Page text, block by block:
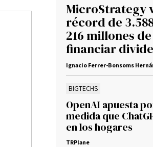
MicroStrategy
récord de
216 millones
financiar
Ignacio Ferrer-Bonsoms
BIGTECHS
OpenAI apuesta
medida que
en los hogares
TRPlane